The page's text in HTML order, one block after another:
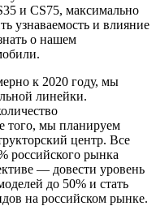
и CS75, максимально
узнаваемость и влияние
о нашем
к 2020 году, мы
линейки.
того, мы планируем
центр. Все
российского рынка
— довести уровень
до 50% и стать
на российском рынке.